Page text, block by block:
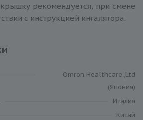
рекомендуется, при смене
с инструкцией ингалятора.
Omron Healthcare.,Ltd
(Япония)
Италия
Китай